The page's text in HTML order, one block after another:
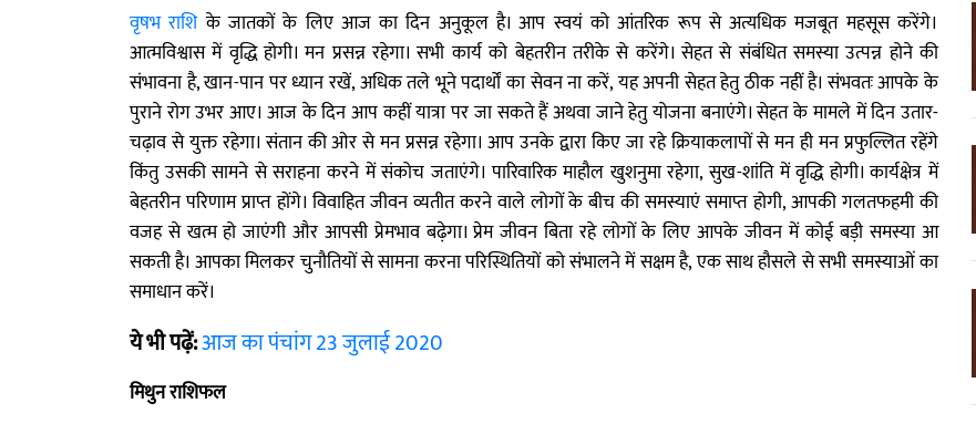
वृषभ राशिके जातकों के लिए आज का दिन अनुकूल है। आप स्वयं को आंतरिक रूप से अत्यधिक मजबूत महसूस करेंगे।
आत्मविश्वास में वृद्धि होगी। मन प्रसन्न रहेगा। सभी कार्य को बेहतरीन तरीके से करेंगे। सेहत से संबंधित समस्या उत्पन्न होने की
संभावना है, खान-पान पर ध्यान रखें, अधिक तले भूने पदार्थों का सेवन ना करें, यह अपनी सेहत हेतु ठीक नहीं है। संभवतः आपके के
पुराने रोग उभर आए। आज के दिन आप कहीं यात्रा पर जा सकते हैं अथवा जाने हेतु योजना बनाएंगे। सेहत के मामले में दिन उतार-
चढ़ाव से युक्त रहेगा। संतान की ओर से मन प्रसन्न रहेगा। आप उनके द्वारा किए जा रहे क्रियाकलापों से मन ही मन प्रफुल्लित रहेंगे
किंतु उसकी सामने से सराहना करने में संकोच जताएंगे। पारिवारिक माहौल खुशनुमा रहेगा, सुख-शांति में वृद्धि होगी। कार्यक्षेत्र में
बेहतरीन परिणाम प्राप्त होंगे। विवाहित जीवन व्यतीत करने वाले लोगों के बीच की समस्याएं समाप्त होगी, आपकी गलतफहमी की
वजह से खत्म हो जाएंगी और आपसी प्रेमभाव बढ़ेगा। प्रेम जीवन बिता रहे लोगों के लिए आपके जीवन में कोई बड़ी समस्या आ
सकती है। आपका मिलकर चुनौतियों से सामना करना परिस्थितियों को संभालने में सक्षम है, एक साथ हौसले से सभी समस्याओं का
समाधान करें।
ये भी पढ़ें:आज का पंचांग 23 जुलाई 2020
मिथुन राशिफल